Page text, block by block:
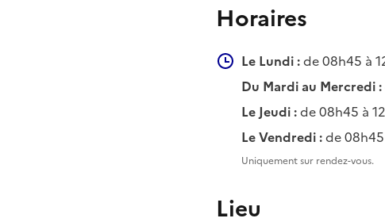
Horaires
Le Lundi :de 08h45 à
Du Mardi au Mercredi :
Le Jeudi :de 08h45 à
Le Vendredi :de
Uniquement sur rendez-vous.
Lieu